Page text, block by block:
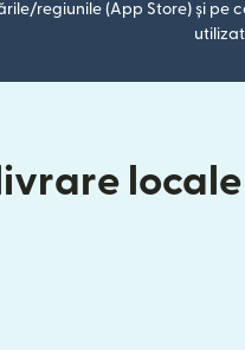
regiunile (App Store) și